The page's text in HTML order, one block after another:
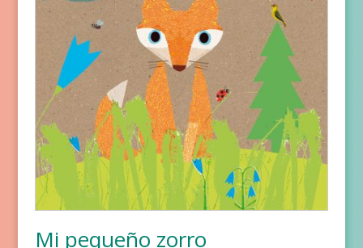
Mi pequeño zorro